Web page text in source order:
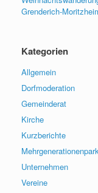
Grenderich-
Kategorien
Allgemein
Dorfmoderation
Gemeinderat
Kirche
Kurzberichte
Unternehmen
Vereine